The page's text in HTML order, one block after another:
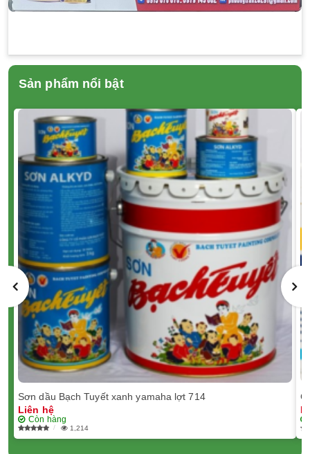
Sản phẩm nổi bật
Sơn dầu Bạch Tuyết xanh yamaha lợt 714
Liên hệ
Còn hàng
1,214